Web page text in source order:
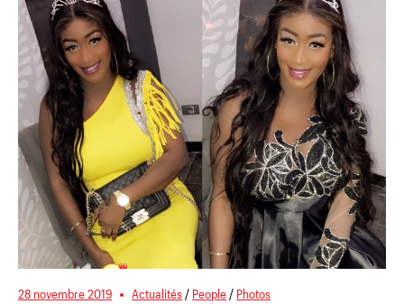
28 novembre 2019 Actualités / People / Photos